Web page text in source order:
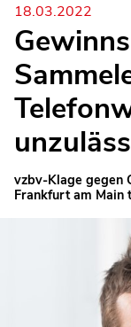
18.03.2022
vzbv-Klage gegen
Frankfurt am